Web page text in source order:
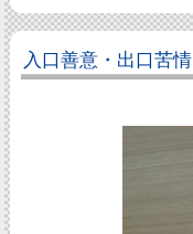
入口善意・出口苦情